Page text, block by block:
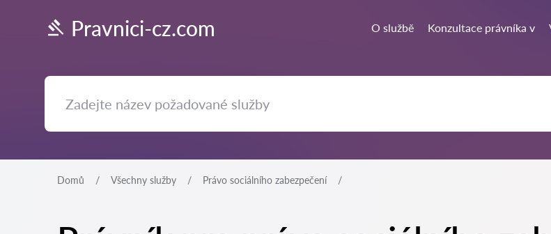
Pravnici-cz.com O službě Konzultace právníka v
Domů Všechny služby Právo sociálního zabezpečení